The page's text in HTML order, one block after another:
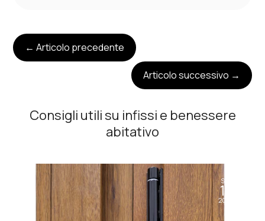
←Articolo precedente
Articolo successivo →
Consigli utili su infissi e benessere
abitativo
Set
11
2024